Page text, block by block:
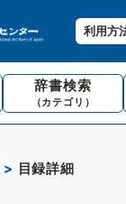
利用方
辞書検索
（カテゴリ）
目録詳細